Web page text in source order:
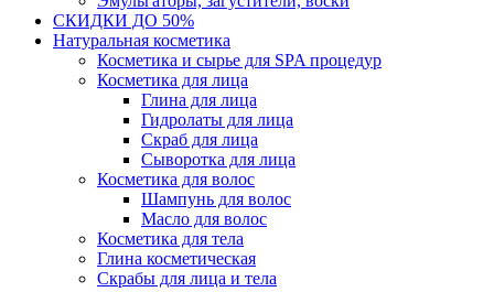
СКИДКИ ДО 50%
Натуральная косметика
Косметика и сырье для SPA процедур
Косметика для лица
Глина для лица
Гидролаты для лица
Скраб для лица
Сыворотка для лица
Косметика для волос
Шампунь для волос
Масло для волос
Косметика для тела
Глина косметическая
Скрабы для лица и тела